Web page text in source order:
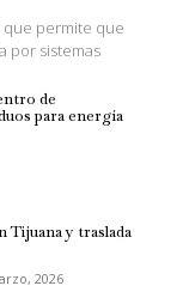
que permite que
por sistemas
de
para energía
Tijuana y traslada
2026